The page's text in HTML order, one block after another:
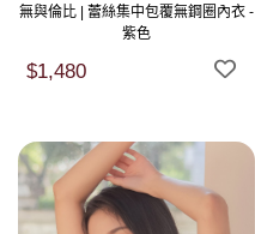
無與倫比 | 蕾絲集中包覆無鋼圈內衣 -
紫色
$1,480